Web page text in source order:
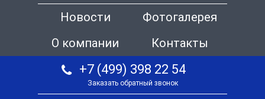
Новости
Фотогалерея
О компании
Контакты
+7 (499) 398 22 54
Заказать обратный звонок